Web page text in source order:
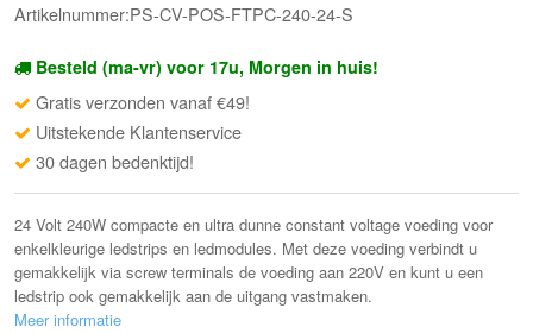
Artikelnummer:PS-CV-POS-FTPC-240-24-S
Besteld (ma-vr) voor 17u, Morgen in huis!
Gratis verzonden vanaf €49!
Uitstekende Klantenservice
30 dagen bedenktijd!
24 Volt 240W compacte en ultra dunne constant voltage voeding voor
enkelkleurige ledstrips en ledmodules. Met deze voeding verbindt u
gemakkelijk via screw terminals de voeding aan 220V en kunt u een
ledstrip ook gemakkelijk aan de uitgang vastmaken.
Meer informatie